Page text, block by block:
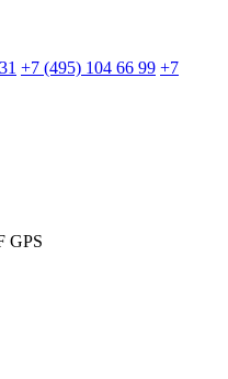
+7 (495) 104 66 99 +7
GPS